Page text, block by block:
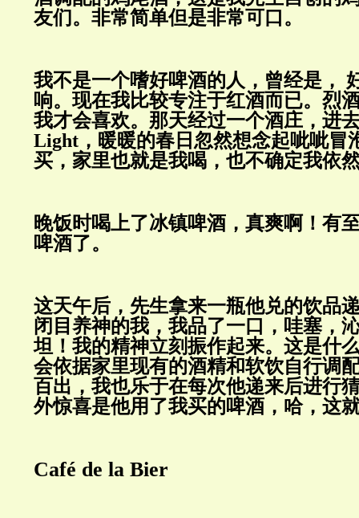
友们。非常简单但是非常可口。
我不是一个嗜好啤酒的人，曾经是，
响。现在我比较专注于红酒而已。烈
我才会喜欢。那天经过一个酒庄，进
Light，暖暖的春日忽然想念起呲呲冒
买，家里也就是我喝，也不确定我依
晚饭时喝上了冰镇啤酒，真爽啊！ 有
啤酒了。
这天午后，先生拿来一瓶他兑的饮品
闭目养神的我，我品了一口，哇塞，
坦！我的精神立刻振作起来。这是什
会依据家里现有的酒精和软饮自行调
百出，我也乐于在每次他递来后进行
外惊喜是他用了我买的啤酒，哈，这
Café de la Bier